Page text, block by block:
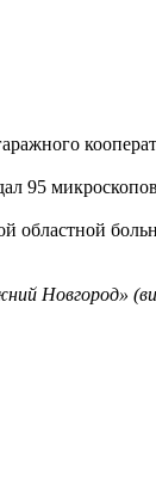
95
областной
Новгород»